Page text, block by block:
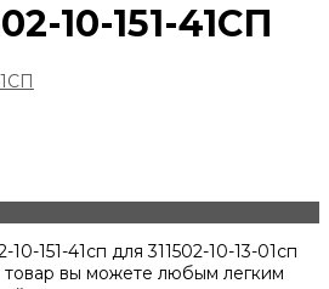
10-151-41СП
151-41сп для 311502-10-13-01сп
товар вы можете любым легким